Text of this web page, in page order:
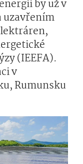
by už v
uzavřením
(IEEFA).
v
Rumunsku